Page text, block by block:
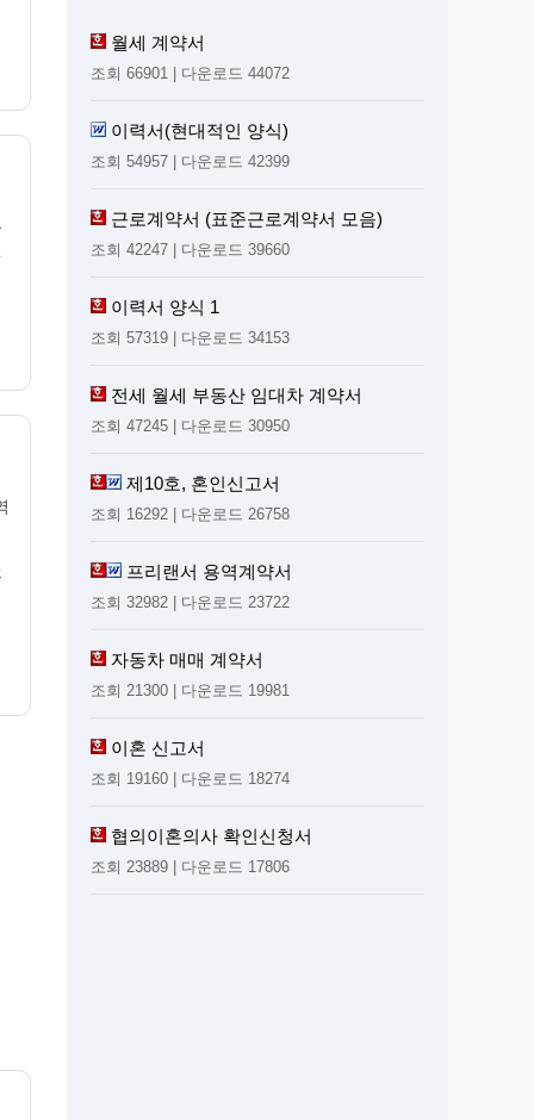
월세 계약서
조회 66901 | 다운로드 44072
이력서(현대적인 양식)
조회 54957 | 다운로드 42399
근로계약서 (표준근로계약서 모음)
조회 42247 | 다운로드 39660
이력서 양식 1
조회 57319 | 다운로드 34153
전세 월세 부동산 임대차 계약서
조회 47245 | 다운로드 30950
제10호, 혼인신고서
조회 16292 | 다운로드 26758
프리랜서 용역계약서
조회 32982 | 다운로드 23722
자동차 매매 계약서
조회 21300 | 다운로드 19981
이혼 신고서
조회 19160 | 다운로드 18274
협의이혼의사 확인신청서
조회 23889 | 다운로드 17806